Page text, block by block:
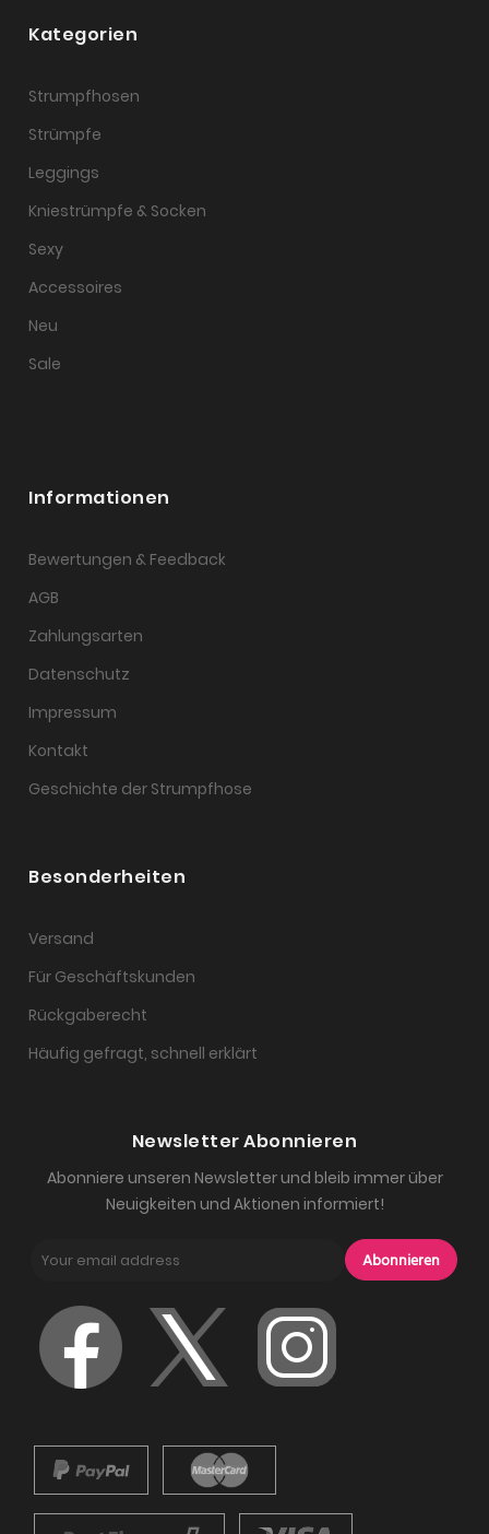
Kategorien
Strumpfhosen
Strümpfe
Leggings
Kniestrümpfe & Socken
Sexy
Accessoires
Neu
Sale
Informationen
Bewertungen & Feedback
AGB
Zahlungsarten
Datenschutz
Impressum
Kontakt
Geschichte der Strumpfhose
Besonderheiten
Versand
Für Geschäftskunden
Rückgaberecht
Häufig gefragt, schnell erklärt
Newsletter Abonnieren
Abonniere unseren Newsletter und bleib immer über
Neuigkeiten und Aktionen informiert!
Abonnieren